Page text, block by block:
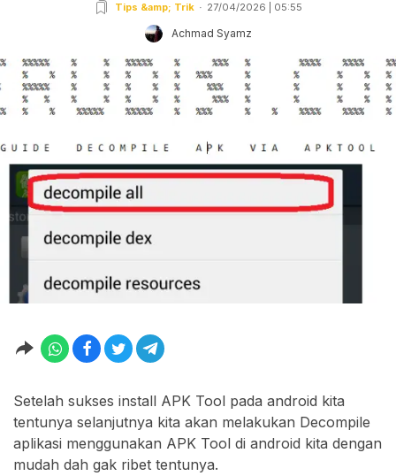
Tips &amp; Trik 27/04/2026 | 05:55
Achmad Syamz
Setelah sukses install APK Tool pada android kita
tentunya selanjutnya kita akan melakukan Decompile
aplikasi menggunakan APK Tool di android kita dengan
mudah dah gak ribet tentunya.